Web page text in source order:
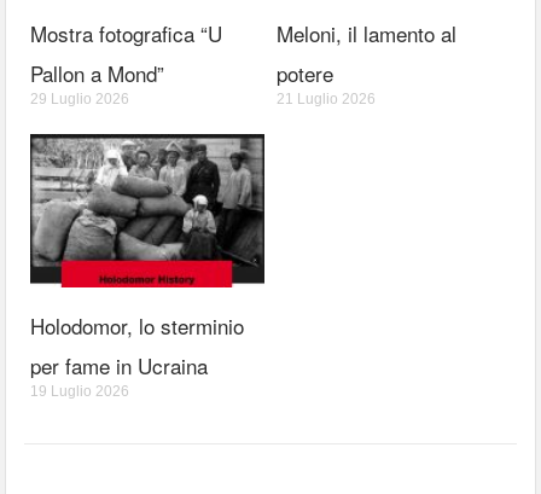
Mostra fotografica “U
Pallon a Mond”
29 Luglio 2026
Meloni, il lamento al
potere
21 Luglio 2026
Holodomor, lo sterminio
per fame in Ucraina
19 Luglio 2026